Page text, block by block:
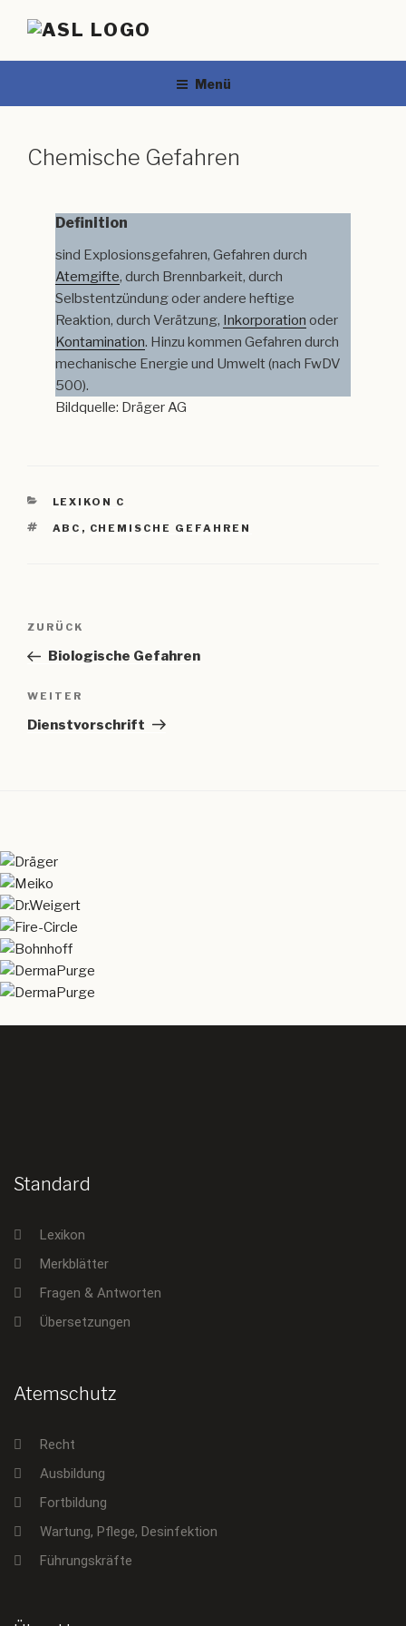
Menü
Chemische Gefahren
Definition
sind Explosionsgefahren, Gefahren durch
Atemgifte, durch Brennbarkeit, durch
Selbstentzündung oder andere heftige
Reaktion, durch Verätzung, Inkorporation oder
Kontamination. Hinzu kommen Gefahren durch
mechanische Energie und Umwelt (nach FwDV
500).
Bildquelle: Dräger AG
KATEGORIEN
LEXIKON C
SCHLAGWÖRTER
ABC , CHEMISCHE GEFAHREN
Beitragsnavigation
Vorheriger
Beitrag
ZURÜCK
Biologische Gefahren
Nächster
Beitrag
WEITER
Dienstvorschrift
Standard
Lexikon
Merkblätter
Fragen & Antworten
Übersetzungen
Atemschutz
Recht
Ausbildung
Fortbildung
Wartung, Pflege, Desinfektion
Führungskräfte